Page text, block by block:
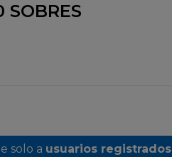
SOBRES
solo a usuarios registrados